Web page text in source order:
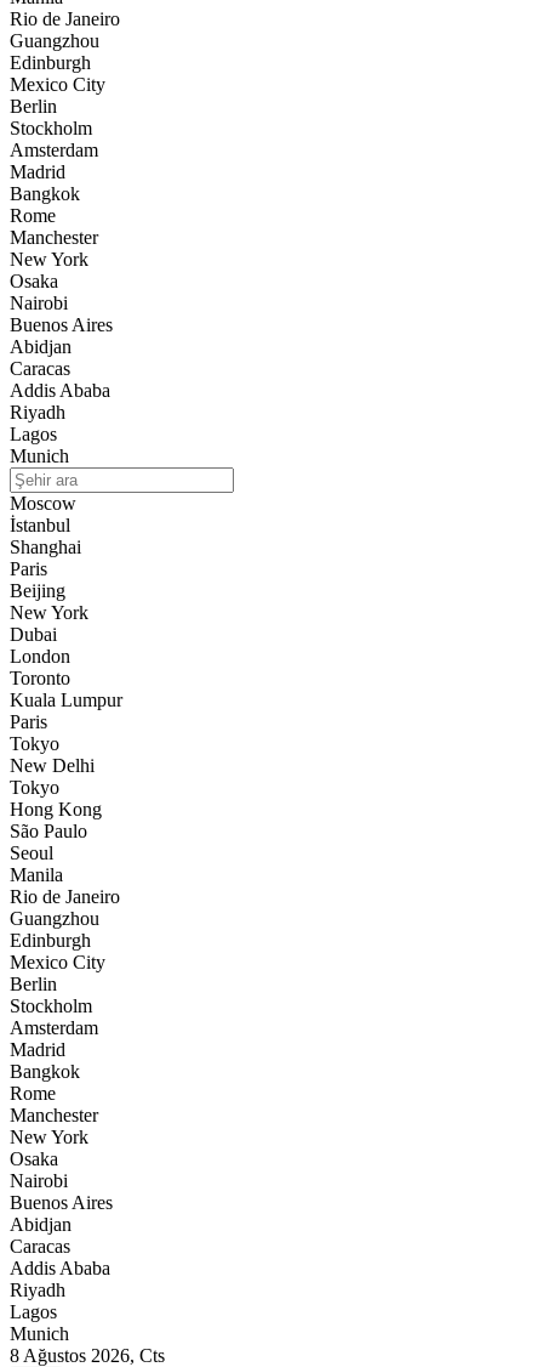
Rio de Janeiro
Guangzhou
Edinburgh
Mexico City
Berlin
Stockholm
Amsterdam
Madrid
Bangkok
Rome
Manchester
New York
Osaka
Nairobi
Buenos Aires
Abidjan
Caracas
Addis Ababa
Riyadh
Lagos
Munich
Moscow
İstanbul
Shanghai
Paris
Beijing
New York
Dubai
London
Toronto
Kuala Lumpur
Paris
Tokyo
New Delhi
Tokyo
Hong Kong
São Paulo
Seoul
Manila
Rio de Janeiro
Guangzhou
Edinburgh
Mexico City
Berlin
Stockholm
Amsterdam
Madrid
Bangkok
Rome
Manchester
New York
Osaka
Nairobi
Buenos Aires
Abidjan
Caracas
Addis Ababa
Riyadh
Lagos
Munich
8 Ağustos 2026, Cts